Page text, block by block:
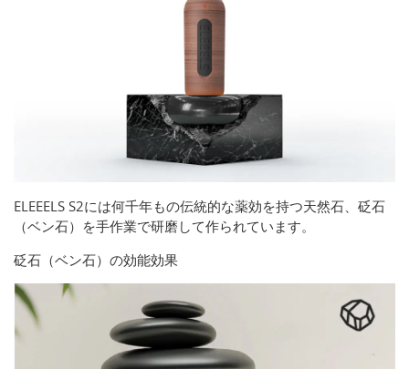
ELEEELS S2には何千年もの伝統的な薬効を持つ天然石、砭石
（ベン石）を手作業で研磨して作られています。
砭石（ベン石）の効能効果